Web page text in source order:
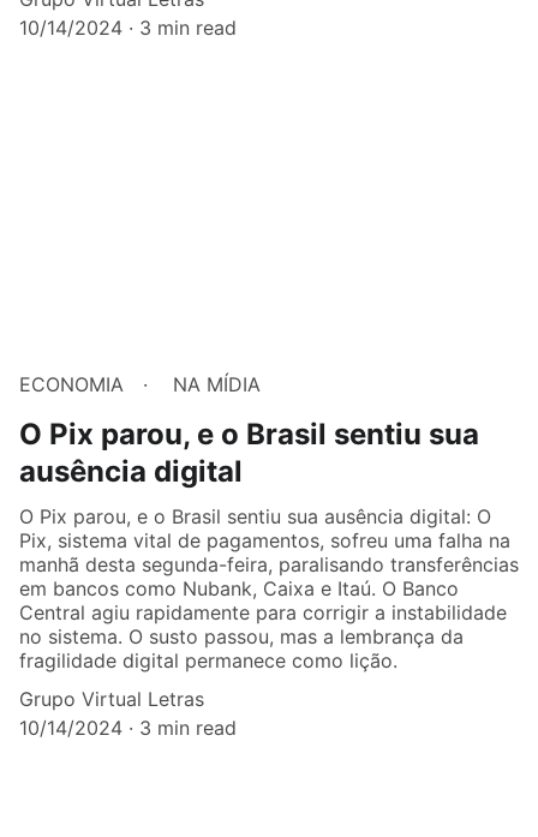
10/14/2024
3 min read
ECONOMIA NA MÍDIA
O Pix parou, e o Brasil sentiu sua
ausência digital
O Pix parou, e o Brasil sentiu sua ausência digital: O
Pix, sistema vital de pagamentos, sofreu uma falha na
manhã desta segunda-feira, paralisando transferências
em bancos como Nubank, Caixa e Itaú. O Banco
Central agiu rapidamente para corrigir a instabilidade
no sistema. O susto passou, mas a lembrança da
fragilidade digital permanece como lição.
Grupo Virtual Letras
10/14/2024
3 min read